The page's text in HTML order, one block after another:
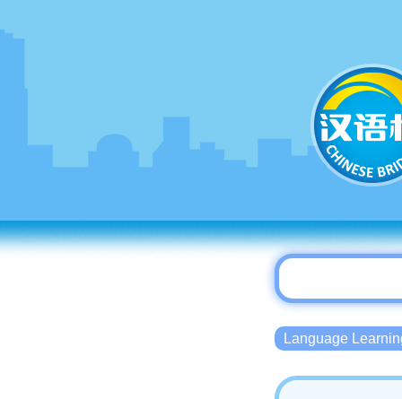
Language